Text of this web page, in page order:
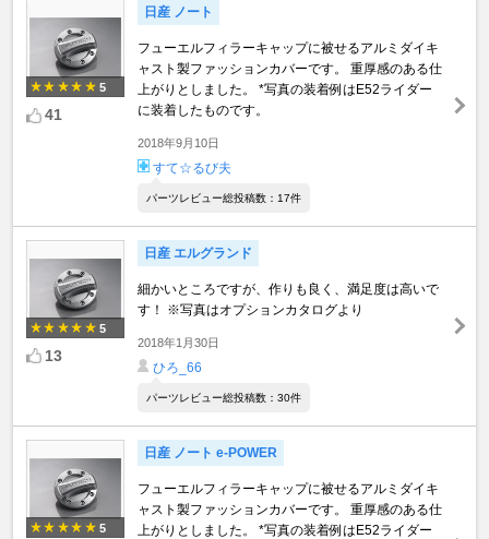
5
41
日産 ノート
フューエルフィラーキャップに被せるアルミダイキ
ャスト製ファッションカバーです。 重厚感のある仕
上がりとしました。 *写真の装着例はE52ライダー
に装着したものです。
2018年9月10日
すて☆るび夫
パーツレビュー総投稿数：17件
5
13
日産 エルグランド
細かいところですが、作りも良く、満足度は高いで
す！ ※写真はオプションカタログより
2018年1月30日
ひろ_66
パーツレビュー総投稿数：30件
5
日産 ノート e-POWER
フューエルフィラーキャップに被せるアルミダイキ
ャスト製ファッションカバーです。 重厚感のある仕
上がりとしました。 *写真の装着例はE52ライダー